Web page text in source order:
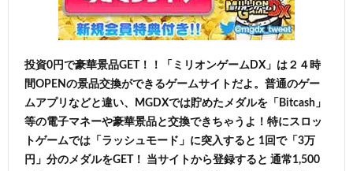
投資0円で豪華景品GET！！「ミリオンゲームDX」は２４時
間OPENの景品交換ができるゲームサイトだよ。普通のゲー
ムアプリなどと違い、MGDXでは貯めたメダルを「Bitcash」
等の電子マネーや豪華景品と交換できちゃうよ！特にスロッ
トゲームでは「ラッシュモード」に突入すると 1回で「3万
円」分のメダルをGET！ 当サイトから登録すると 通常1,500